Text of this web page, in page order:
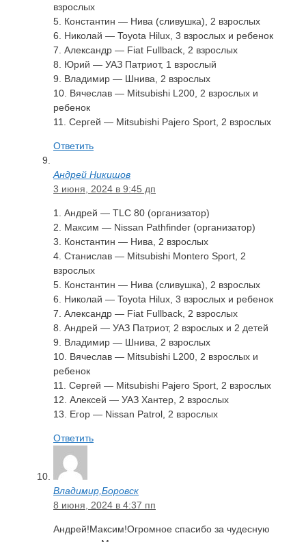
взрослых
5. Константин — Нива (сливушка), 2 взрослых
6. Николай — Toyota Hilux, 3 взрослых и ребенок
7. Александр — Fiat Fullback, 2 взрослых
8. Юрий — УАЗ Патриот, 1 взрослый
9. Владимир — Шнива, 2 взрослых
10. Вячеслав — Mitsubishi L200, 2 взрослых и
ребенок
11. Сергей — Mitsubishi Pajero Sport, 2 взрослых
Ответить
Андрей Никишов
3 июня, 2024 в 9:45 дп
1. Андрей — TLC 80 (организатор)
2. Максим — Nissan Pathfinder (организатор)
3. Константин — Нива, 2 взрослых
4. Станислав — Mitsubishi Montero Sport, 2
взрослых
5. Константин — Нива (сливушка), 2 взрослых
6. Николай — Toyota Hilux, 3 взрослых и ребенок
7. Александр — Fiat Fullback, 2 взрослых
8. Андрей — УАЗ Патриот, 2 взрослых и 2 детей
9. Владимир — Шнива, 2 взрослых
10. Вячеслав — Mitsubishi L200, 2 взрослых и
ребенок
11. Сергей — Mitsubishi Pajero Sport, 2 взрослых
12. Алексей — УАЗ Хантер, 2 взрослых
13. Егор — Nissan Patrol, 2 взрослых
Ответить
Владимир,Боровск
8 июня, 2024 в 4:37 пп
Андрей!Максим!Огромное спасибо за чудесную